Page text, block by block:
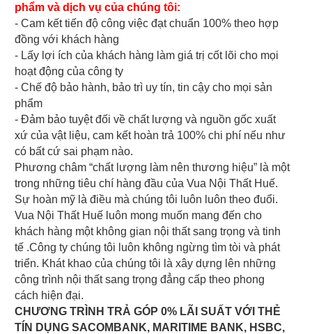
phẩm và dịch vụ của chúng tôi:
- Cam kết tiến độ công việc đạt chuẩn 100% theo hợp
đồng với khách hàng
- Lấy lợi ích của khách hàng làm giá trị cốt lõi cho mọi
hoạt động của công ty
- Chế độ bảo hành, bảo trì uy tín, tin cậy cho mọi sản
phẩm
- Đảm bảo tuyệt đối về chất lượng và nguồn gốc xuất
xứ của vật liệu, cam kết hoàn trả 100% chi phí nếu như
có bất cứ sai phạm nào.
Phương châm “chất lượng làm nên thương hiệu” là một
trong những tiêu chí hàng đầu của Vua Nội Thất Huế.
Sự hoàn mỹ là điều mà chúng tôi luôn luôn theo đuổi.
Vua Nội Thất Huế luôn mong muốn mang đến cho
khách hàng một không gian nội thất sang trọng và tinh
tế .Công ty chúng tôi luôn không ngừng tìm tòi và phát
triển. Khát khao của chúng tôi là xây dựng lên những
công trình nội thất sang trọng đẳng cấp theo phong
cách hiện đại.
CHƯƠNG TRÌNH TRẢ GÓP 0% LÃI SUẤT VỚI THẺ
TÍN DỤNG SACOMBANK, MARITIME BANK, HSBC,